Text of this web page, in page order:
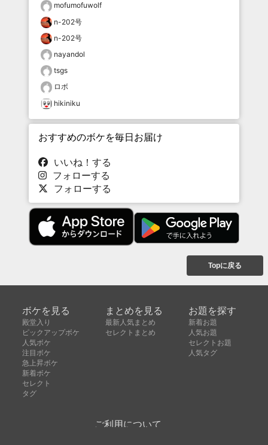
mofumofuwolf
n-202号
n-202号
nayandol
tsgs
ロボ
hikiniku
おすすめのボケを毎日お届け
いいね！する
フォローする
フォローする
Topに戻る
ボケを見る
殿堂入り
ピックアップボケ
人気ボケ
注目ボケ
急上昇ボケ
新着ボケ
セレクト
タグ
まとめを見る
最新人気まとめ
セレクトまとめ
お題を探す
新着お題
人気お題
セレクトお題
人気タグ
ご利用について